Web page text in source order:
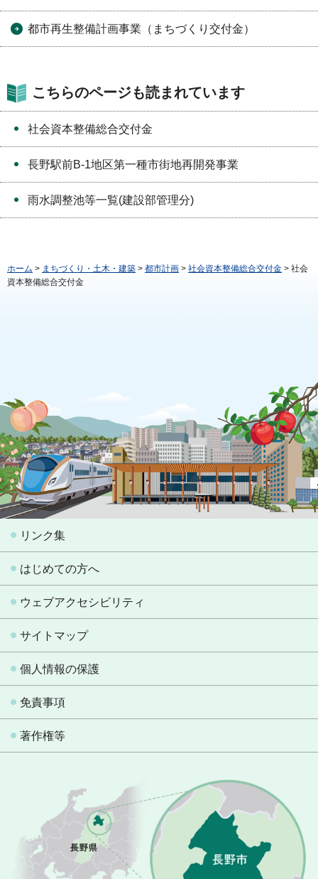
都市再生整備計画事業（まちづくり交付金）
こちらのページも読まれています
社会資本整備総合交付金
長野駅前B-1地区第一種市街地再開発事業
雨水調整池等一覧(建設部管理分)
ホーム > まちづくり・土木・建築 > 都市計画 > 社会資本整備総合交付金 > 社会
資本整備総合交付金
リンク集
はじめての方へ
ウェブアクセシビリティ
サイトマップ
個人情報の保護
免責事項
著作権等